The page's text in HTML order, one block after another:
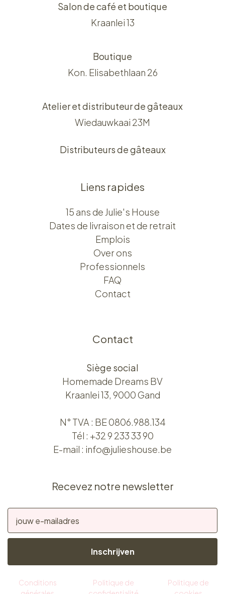
Salon de café et boutique
Kraanlei 13
Boutique
Kon. Elisabethlaan 26
Atelier et distributeur de gâteaux
Wiedauwkaai 23M
Distributeurs de gâteaux
Liens rapides
15 ans de Julie's House
Dates de livraison et de retrait
Emplois
Over ons​​
Professionnels
FAQ
Contact
Contact
Siège social
Homemade Dreams BV
Kraanlei 13, 9000 Gand
N° TVA : BE 0806.988.134
Tél : +32 9 233 33 90
E-mail : info@julieshouse.be
Recevez notre newsletter
Inschrijven
Conditions
Politique de
Politique de